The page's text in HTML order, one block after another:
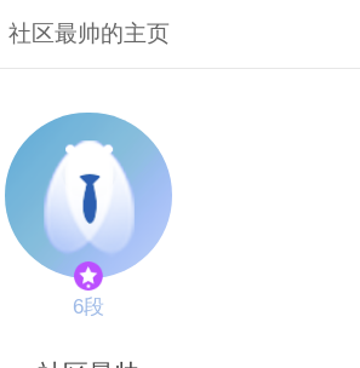
社区最帅的主页
6段